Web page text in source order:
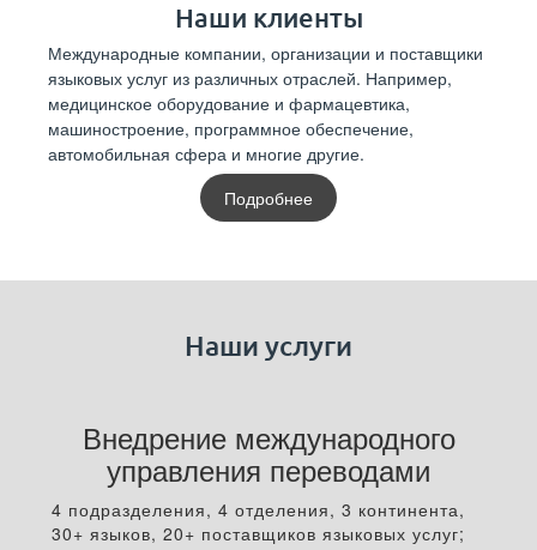
Наши клиенты
Международные компании, организации и поставщики
языковых услуг из различных отраслей. Например,
медицинское оборудование и фармацевтика,
машиностроение, программное обеспечение,
автомобильная сфера и многие другие.
Подробнее
Наши услуги
Внедрение международного
управления переводами
4 подразделения, 4 отделения, 3 континента,
30+ языков, 20+ поставщиков языковых услуг;